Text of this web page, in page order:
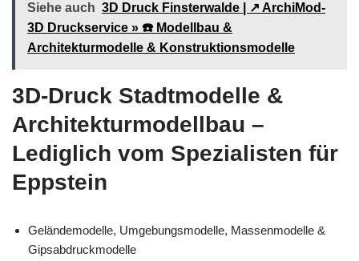
Siehe auch 3D Druck Finsterwalde | ↗️ ArchiMod-
3D Druckservice » ☎️ Modellbau &
Architekturmodelle & Konstruktionsmodelle
3D-Druck Stadtmodelle &
Architekturmodellbau –
Lediglich vom Spezialisten für
Eppstein
Geländemodelle, Umgebungsmodelle, Massenmodelle &
Gipsabdruckmodelle